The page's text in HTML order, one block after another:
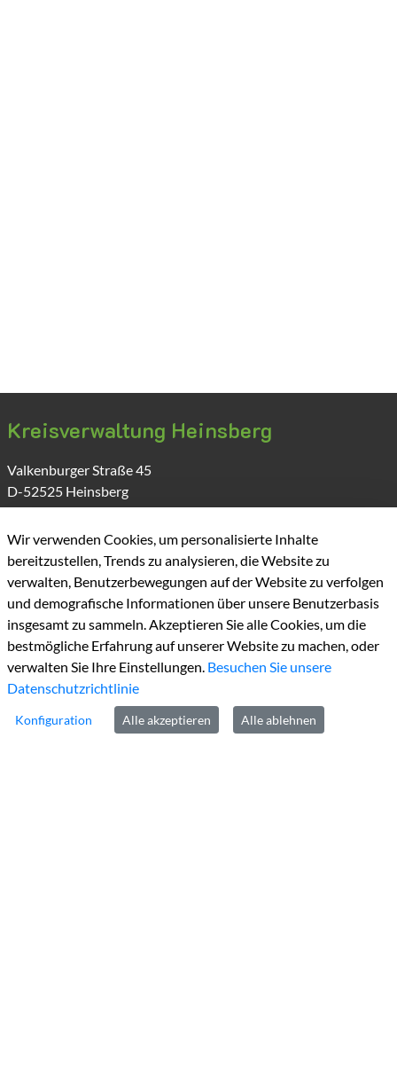
Kreisverwaltung Heinsberg
Valkenburger Straße45
D-52525 Heinsberg
Kontakt
+49 2452 130
Fax:+49 2452131100
Wir verwenden Cookies, um personalisierte Inhalte
bereitzustellen, Trends zu analysieren, die Website zu
verwalten, Benutzerbewegungen auf der Website zu verfolgen
und demografische Informationen über unsere Benutzerbasis
insgesamt zu sammeln. Akzeptieren Sie alle Cookies, um die
bestmögliche Erfahrung auf unserer Website zu machen, oder
verwalten Sie Ihre Einstellungen. Besuchen Sie unsere
Datenschutzrichtlinie
Konfiguration Alle akzeptieren Alle ablehnen